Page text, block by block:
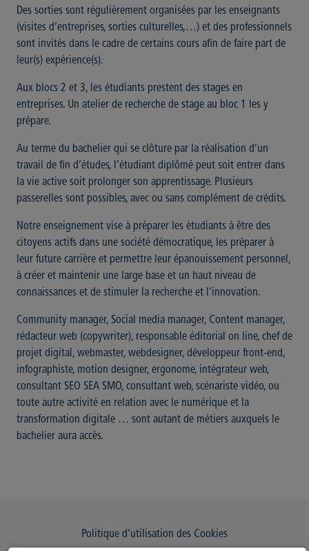
Des sorties sont régulièrement organisées par les enseignants
(visites d’entreprises, sorties culturelles,…) et des professionnels
sont invités dans le cadre de certains cours afin de faire part de
leur(s) expérience(s).
Aux blocs 2 et 3, les étudiants prestent des stages en
entreprises. Un atelier de recherche de stage au bloc 1 les y
prépare.
Au terme du bachelier qui se clôture par la réalisation d’un
travail de fin d’études, l’étudiant diplômé peut soit entrer dans
la vie active soit prolonger son apprentissage. Plusieurs
passerelles sont possibles, avec ou sans complément de crédits.
Notre enseignement vise à préparer les étudiants à être des
citoyens actifs dans une société démocratique, les préparer à
leur future carrière et permettre leur épanouissement personnel,
à créer et maintenir une large base et un haut niveau de
connaissances et de stimuler la recherche et l’innovation.
Community manager, Social media manager, Content manager,
rédacteur web (copywriter), responsable éditorial on line, chef de
projet digital, webmaster, webdesigner, développeur front-end,
infographiste, motion designer, ergonome, intégrateur web,
consultant SEO SEA SMO, consultant web, scénariste vidéo, ou
toute autre activité en relation avec le numérique et la
transformation digitale … sont autant de métiers auxquels le
bachelier aura accès.
Politique d’utilisation des Cookies